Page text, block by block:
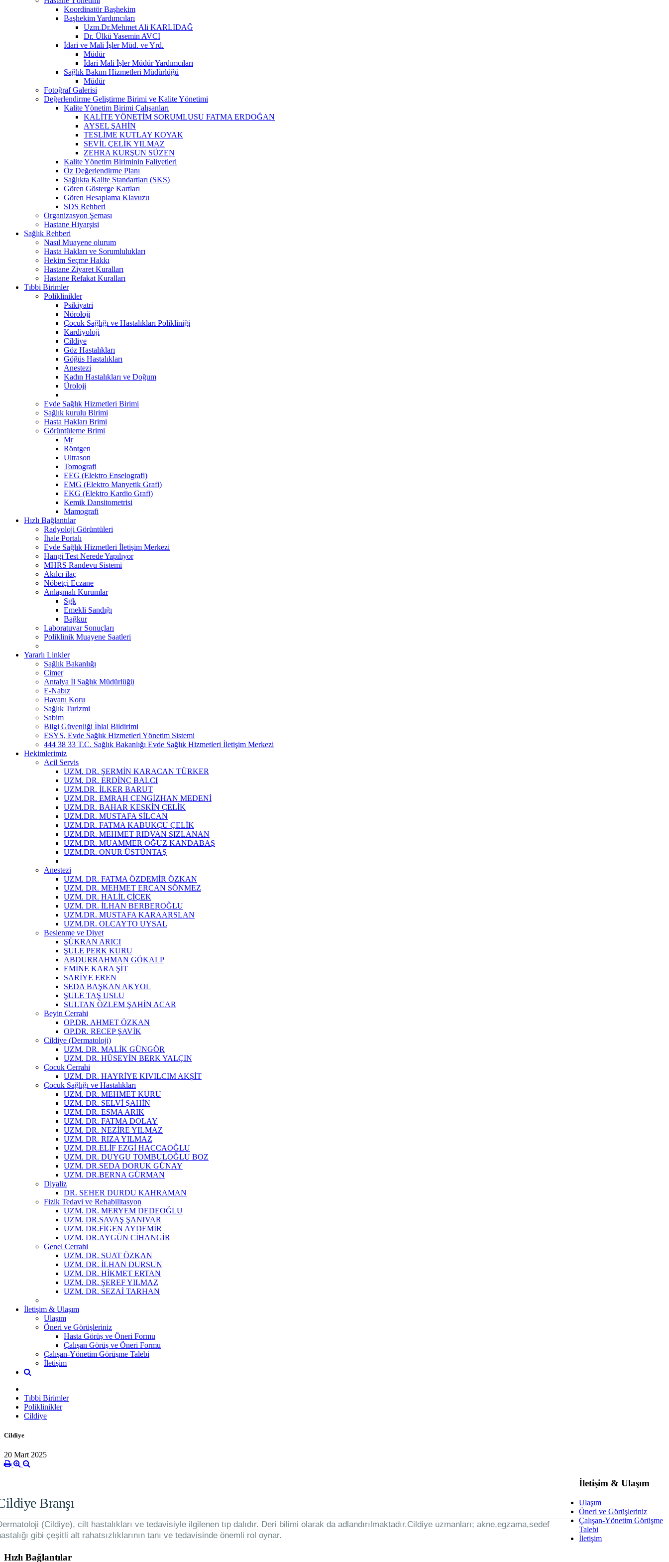
Koordinatör Başhekim
Başhekim Yardımcıları
Uzm.Dr.Mehmet Ali KARLIDAĞ
Dr. Ülkü Yasemin AVCI
İdari ve Mali İşler Müd. ve Yrd.
Müdür
İdari Mali İşler Müdür Yardımcıları
Sağlık Bakım Hizmetleri Müdürlüğü
Müdür
Fotoğraf Galerisi
Değerlendirme Geliştirme Birimi ve Kalite Yönetimi
Kalite Yönetim Birimi Çalışanları
KALİTE YÖNETİM SORUMLUSU FATMA ERDOĞAN
AYSEL ŞAHİN
TESLİME KUTLAY KOYAK
SEVİL ÇELİK YILMAZ
ZEHRA KURŞUN SÜZEN
Kalite Yönetim Biriminin Faliyetleri
Öz Değerlendirme Planı
Sağlıkta Kalite Standartları (SKS)
Gören Gösterge Kartları
Gören Hesaplama Klavuzu
SDS Rehberi
Organizasyon Şeması
Hastane Hiyarşisi
Sağlık Rehberi
Nasıl Muayene olurum
Hasta Hakları ve Sorumlulukları
Hekim Seçme Hakkı
Hastane Ziyaret Kuralları
Hastane Refakat Kuralları
Tıbbi Birimler
Poliklinikler
Psikiyatri
Nöroloji
Çocuk Sağlığı ve Hastalıkları Polikliniği
Kardiyoloji
Cildiye
Göz Hastalıkları
Göğüs Hastalıkları
Anestezi
Kadın Hastalıkları ve Doğum
Üroloji
Evde Sağlık Hizmetleri Birimi
Sağlık kurulu Birimi
Hasta Hakları Brimi
Görüntüleme Brimi
Mr
Röntgen
Ultrason
Tomografi
EEG (Elektro Enselografi)
EMG (Elektro Manyetik Grafi)
EKG (Elektro Kardio Grafi)
Kemik Dansitometrisi
Mamografi
Hızlı Bağlantılar
Radyoloji Görüntüleri
İhale Portalı
Evde Sağlık Hizmetleri İletişim Merkezi
Hangi Test Nerede Yapılıyor
MHRS Randevu Sistemi
Akılcı ilaç
Nöbetçi Eczane
Anlaşmalı Kurumlar
Sgk
Emekli Sandığı
Bağkur
Laboratuvar Sonuçları
Poliklinik Muayene Saatleri
Yararlı Linkler
Sağlık Bakanlığı
Cimer
Antalya İl Sağlık Müdürlüğü
E-Nabız
Havanı Koru
Sağlık Turizmi
Sabim
Bilgi Güvenliği İhlal Bildirimi
ESYS, Evde Sağlık Hizmetleri Yönetim Sistemi
444 38 33 T.C. Sağlık Bakanlığı Evde Sağlık Hizmetleri İletişim Merkezi
Hekimlerimiz
Acil Servis
UZM. DR. ŞERMİN KARACAN TÜRKER
UZM. DR. ERDİNÇ BALCI
UZM.DR. İLKER BARUT
UZM.DR. EMRAH CENGİZHAN MEDENİ
UZM.DR. BAHAR KESKİN ÇELİK
UZM.DR. MUSTAFA SİLCAN
UZM.DR. FATMA KABUKÇU ÇELİK
UZM.DR. MEHMET RIDVAN SIZLANAN
UZM.DR. MUAMMER OĞUZ KANDABAŞ
UZM.DR. ONUR ÜSTÜNTAŞ
Anestezi
UZM. DR. FATMA ÖZDEMİR ÖZKAN
UZM. DR. MEHMET ERCAN SÖNMEZ
UZM. DR. HALİL ÇİÇEK
UZM. DR. İLHAN BERBEROĞLU
UZM.DR. MUSTAFA KARAARSLAN
UZM.DR. OLCAYTO UYSAL
Beslenme ve Diyet
ŞÜKRAN ARICI
ŞULE PERK KURU
ABDURRAHMAN GÖKALP
EMİNE KARA ŞİT
SARİYE EREN
SEDA BAŞKAN AKYOL
ŞULE TAŞ USLU
SULTAN ÖZLEM ŞAHİN ACAR
Beyin Cerrahi
OP.DR. AHMET ÖZKAN
OP.DR. RECEP ŞAVİK
Cildiye (Dermatoloji)
UZM. DR. MALİK GÜNGÖR
UZM. DR. HÜSEYİN BERK YALÇIN
Çocuk Cerrahi
UZM. DR. HAYRİYE KIVILCIM AKŞİT
Çocuk Sağlığı ve Hastalıkları
UZM. DR. MEHMET KURU
UZM. DR. SELVİ ŞAHİN
UZM. DR. ESMA ARIK
UZM. DR. FATMA DOLAY
UZM. DR. NEZİRE YILMAZ
UZM. DR. RIZA YILMAZ
UZM. DR.ELİF EZGİ HACCAOĞLU
UZM. DR. DUYGU TOMBULOĞLU BOZ
UZM. DR.SEDA DORUK GÜNAY
UZM. DR.BERNA GÜRMAN
Diyaliz
DR. SEHER DURDU KAHRAMAN
Fizik Tedavi ve Rehabilitasyon
UZM. DR. MERYEM DEDEOĞLU
UZM. DR.SAVAŞ ŞANIVAR
UZM. DR.FİGEN AYDEMİR
UZM. DR.AYGÜN CİHANGİR
Genel Cerrahi
UZM. DR. SUAT ÖZKAN
UZM. DR. İLHAN DURSUN
UZM. DR. HİKMET ERTAN
UZM. DR. ŞEREF YILMAZ
UZM. DR. SEZAİ TARHAN
İletişim & Ulaşım
Ulaşım
Öneri ve Görüşleriniz
Hasta Görüş ve Öneri Formu
Çalışan Görüş ve Öneri Formu
Çalışan-Yönetim Görüşme Talebi
İletişim
Tıbbi Birimler
Poliklinikler
Cildiye
Cildiye
20 Mart 2025
Branşı
(Cildiye), cilt hastalıkları ve tedavisiyle ilgilenen tıp dalıdır. Deri bilimi olarak da adlandırılmaktadır.Cildiye uzmanları; akne,egzama,sedef
gibi çeşitli alt rahatsızlıklarının tanı ve tedavisinde önemli rol oynar.
İletişim & Ulaşım
Ulaşım
Öneri ve Görüşleriniz
Çalışan-Yönetim Görüşme
Talebi
İletişim
Hızlı Bağlantılar